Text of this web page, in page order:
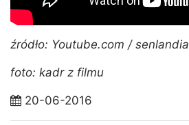
źródło: Youtube.com / senlandia
foto: kadr z filmu
20-06-2016